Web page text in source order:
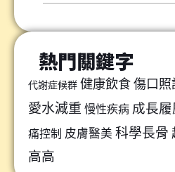
熱門關鍵字
代謝症候群 健康飲食傷口照
愛水減重 慢性疾病 成長履
痛控制 皮膚醫美 科學長骨
高高